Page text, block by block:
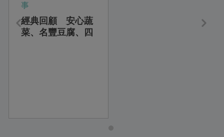
事
經典回顧 安心蔬
菜、名豐豆腐、四